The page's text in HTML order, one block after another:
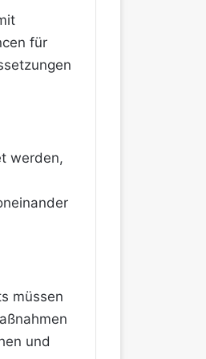
für
werden,
müssen
und